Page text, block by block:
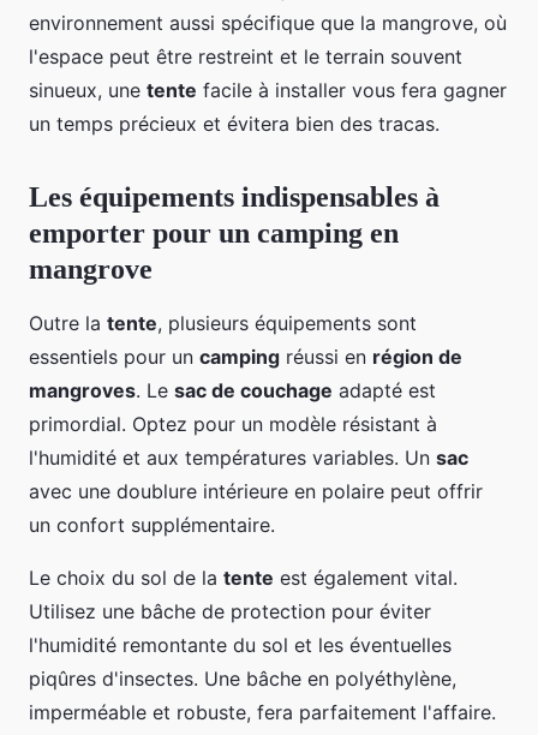
environnement aussi spécifique que la mangrove, où
l'espace peut être restreint et le terrain souvent
sinueux, une tente facile à installer vous fera gagner
un temps précieux et évitera bien des tracas.
Les équipements indispensables à
emporter pour un camping en
mangrove
Outre la tente, plusieurs équipements sont
essentiels pour un camping réussi en région de
mangroves. Le sac de couchage adapté est
primordial. Optez pour un modèle résistant à
l'humidité et aux températures variables. Un sac
avec une doublure intérieure en polaire peut offrir
un confort supplémentaire.
Le choix du sol de la tente est également vital.
Utilisez une bâche de protection pour éviter
l'humidité remontante du sol et les éventuelles
piqûres d'insectes. Une bâche en polyéthylène,
imperméable et robuste, fera parfaitement l'affaire.